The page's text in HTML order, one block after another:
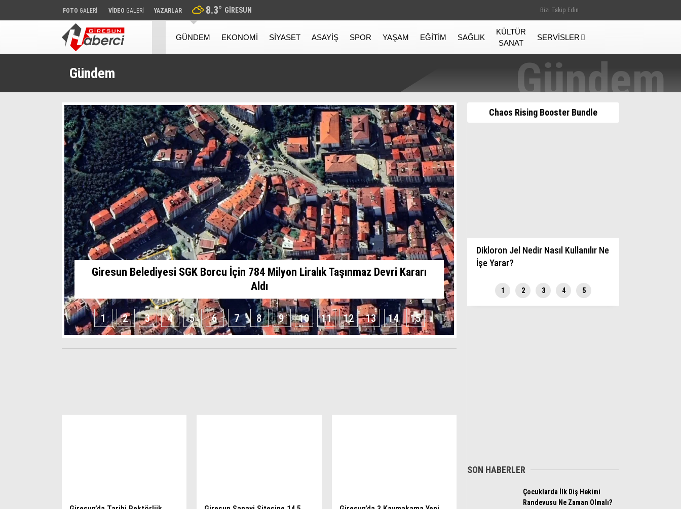
Spor
Sağlık
FOTO GALERİ VİDEO GALERİ YAZARLAR 8.3° GIRESUN Bizi Takip Edin
GÜNDEM EKONOMI SIYASET ASAYIŞ SPOR YAŞAM EĞITIM SAĞLIK
KÜLTÜR
SANAT
SERVISLER
Gündem
Giresun Belediyesi SGK Borcu İçin 784 Milyon Liralık Taşınmaz Devri Kararı
Aldı
1 2 3 4 5 6 7 8 9 10 11 12 13 14 15
Chaos Rising Booster Bundle
Dikloron Jel Nedir Nasıl Kullanılır Ne
İşe Yarar?
1 2 3 4 5
SON HABERLER
Çocuklarda İlk Diş Hekimi
Randevusu Ne Zaman Olmalı?